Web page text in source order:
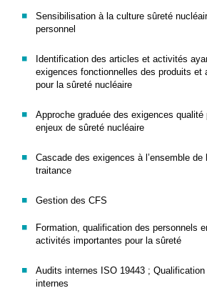
Sensibilisation à la culture sûreté
personnel
Identification des articles et activités
exigences fonctionnelles des produits et
pour la sûreté nucléaire
Approche graduée des exigences qualité
enjeux de sûreté nucléaire
Cascade des exigences à l’ensemble
traitance
Gestion des CFS
Formation, qualification des personnels
activités importantes pour la sûreté
Audits internes ISO 19443 ; Qualification
internes